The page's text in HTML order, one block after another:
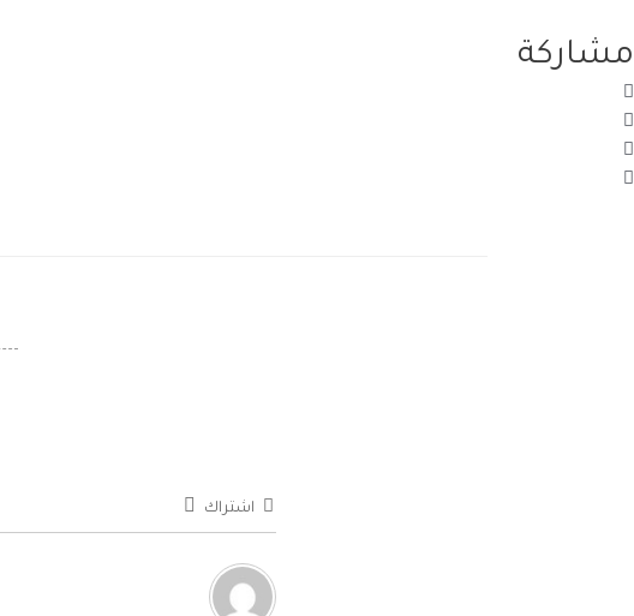
مشاركة
اشتراك